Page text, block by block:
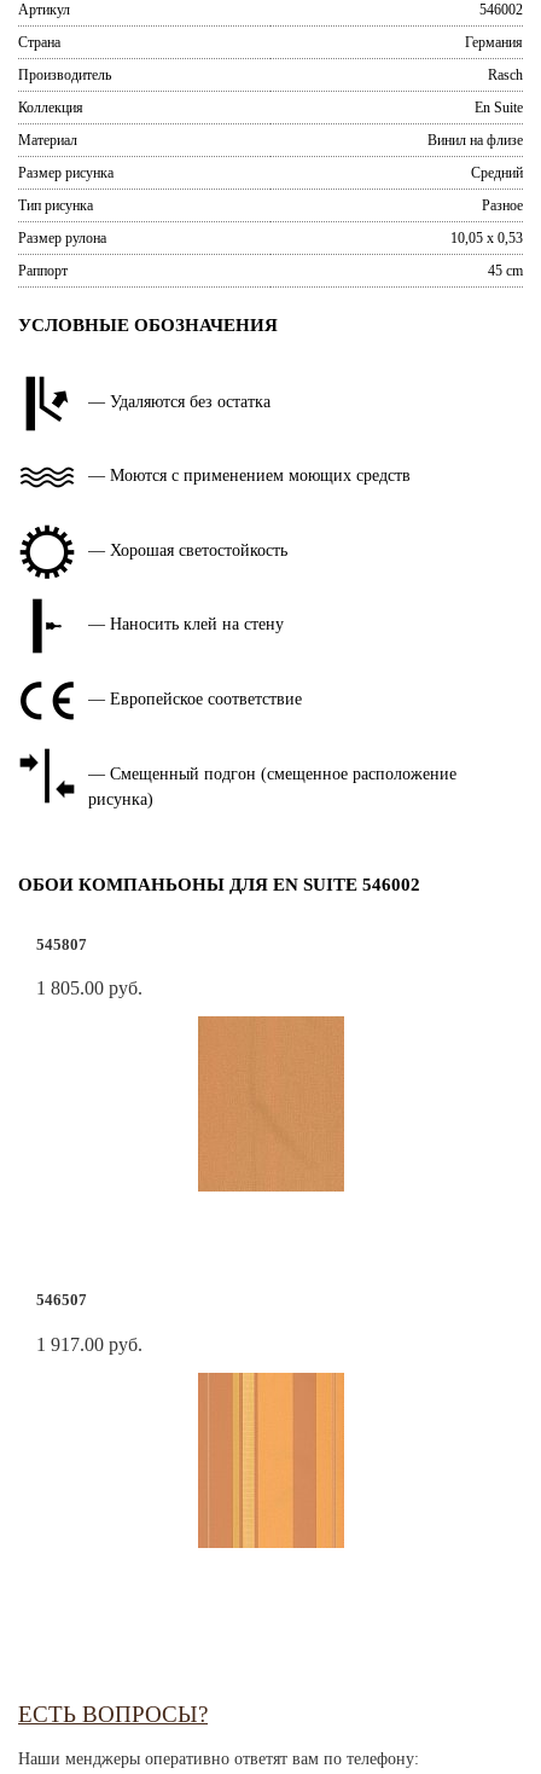
Артикул
546002
Страна
Германия
Производитель
Rasch
Коллекция
En Suite
Материал
Винил на флизе
Размер рисунка
Средний
Тип рисунка
Разное
Размер рулона
10,05 x 0,53
Раппорт
45 cm
УСЛОВНЫЕ ОБОЗНАЧЕНИЯ
— Удаляются без остатка
— Моются с применением моющих средств
— Хорошая светостойкость
— Наносить клей на стену
— Европейское соответствие
— Смещенный подгон (смещенное расположение
рисунка)
ОБОИ КОМПАНЬОНЫ ДЛЯ EN SUITE 546002
545807
1 805.00 руб.
546507
1 917.00 руб.
ЕСТЬ ВОПРОСЫ?
Наши менджеры оперативно ответят вам по телефону: